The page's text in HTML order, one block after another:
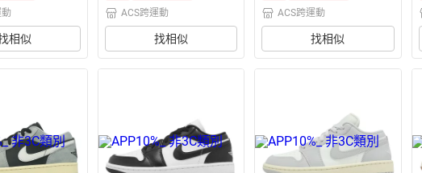
相似
ACS跨運動
找相似
ACS跨運動
找相似